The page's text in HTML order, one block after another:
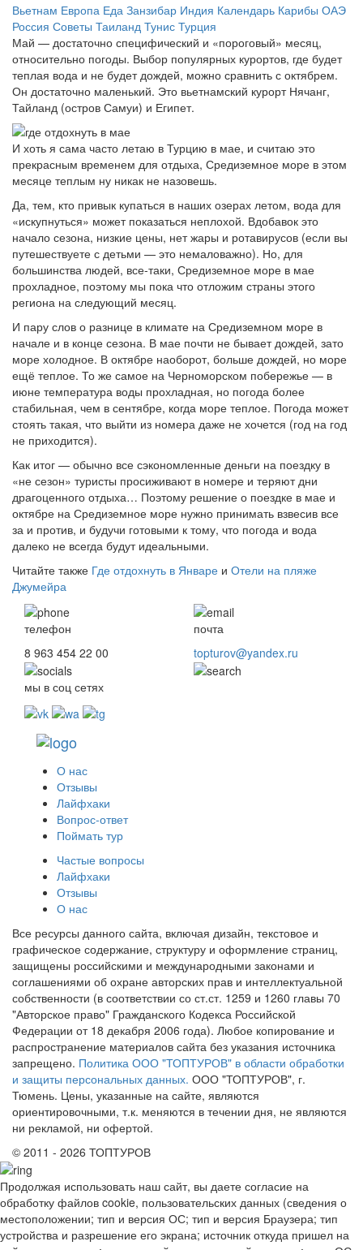
Вьетнам Европа Еда Занзибар Индия Календарь Карибы ОАЭ
Россия Советы Таиланд Тунис Турция
Май — достаточно специфический и «пороговый» месяц,
относительно погоды. Выбор популярных курортов, где будет
теплая вода и не будет дождей, можно сравнить с октябрем.
Он достаточно маленький. Это вьетнамский курорт Нячанг,
Тайланд (остров Самуи) и Египет.
И хоть я сама часто летаю в Турцию в мае, и считаю это
прекрасным временем для отдыха, Средиземное море в этом
месяце теплым ну никак не назовешь.
Да, тем, кто привык купаться в наших озерах летом, вода для
«искупнуться» может показаться неплохой. Вдобавок это
начало сезона, низкие цены, нет жары и ротавирусов (если вы
путешествуете с детьми — это немаловажно). Но, для
большинства людей, все-таки, Средиземное море в мае
прохладное, поэтому мы пока что отложим страны этого
региона на следующий месяц.
И пару слов о разнице в климате на Средиземном море в
начале и в конце сезона. В мае почти не бывает дождей, зато
море холодное. В октябре наоборот, больше дождей, но море
ещё теплое. То же самое на Черноморском побережье — в
июне температура воды прохладная, но погода более
стабильная, чем в сентябре, когда море теплое. Погода может
стоять такая, что выйти из номера даже не хочется (год на год
не приходится).
Как итог — обычно все сэкономленные деньги на поездку в
«не сезон» туристы просиживают в номере и теряют дни
драгоценного отдыха… Поэтому решение о поездке в мае и
октябре на Средиземное море нужно принимать взвесив все
за и против, и будучи готовыми к тому, что погода и вода
далеко не всегда будут идеальными.
Читайте также Где отдохнуть в Январе и Отели на пляже
Джумейра
телефон
8 963 454 22 00
почта
topturov@yandex.ru
мы в соц сетях
О нас
Отзывы
Лайфхаки
Вопрос-ответ
Поймать тур
Частые вопросы
Лайфхаки
Отзывы
О нас
Все ресурсы данного сайта, включая дизайн, текстовое и
графическое содержание, структуру и оформление страниц,
защищены российскими и международными законами и
соглашениями об охране авторских прав и интеллектуальной
собственности (в соответствии со ст.ст. 1259 и 1260 главы 70
"Авторское право" Гражданского Кодекса Российской
Федерации от 18 декабря 2006 года). Любое копирование и
распространение материалов сайта без указания источника
запрещено. Политика ООО "ТОПТУРОВ" в области обработки
и защиты персональных данных. ООО "ТОПТУРОВ", г.
Тюмень. Цены, указанные на сайте, являются
ориентировочными, т.к. меняются в течении дня, не являются
ни рекламой, ни офертой.
© 2011 - 2026 ТОПТУРОВ
Продолжая использовать наш сайт, вы даете согласие на
обработку файлов cookie, пользовательских данных (сведения о
местоположении; тип и версия ОС; тип и версия Браузера; тип
устройства и разрешение его экрана; источник откуда пришел на